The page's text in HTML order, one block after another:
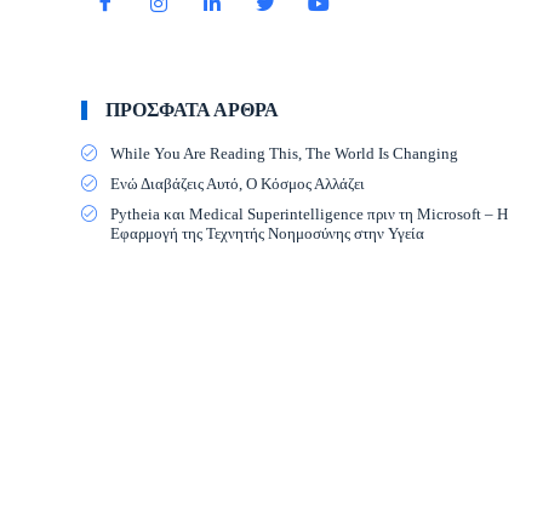
ΠΡΟΣΦΑΤΑ ΑΡΘΡΑ
While You Are Reading This, The World Is Changing
Ενώ Διαβάζεις Αυτό, Ο Κόσμος Αλλάζει
Pytheia και Medical Superintelligence πριν τη Microsoft – Η
Εφαρμογή της Τεχνητής Νοημοσύνης στην Υγεία